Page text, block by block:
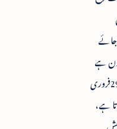
دن ہے
اور ایسے موقعوں پر29فروری
ہے ،